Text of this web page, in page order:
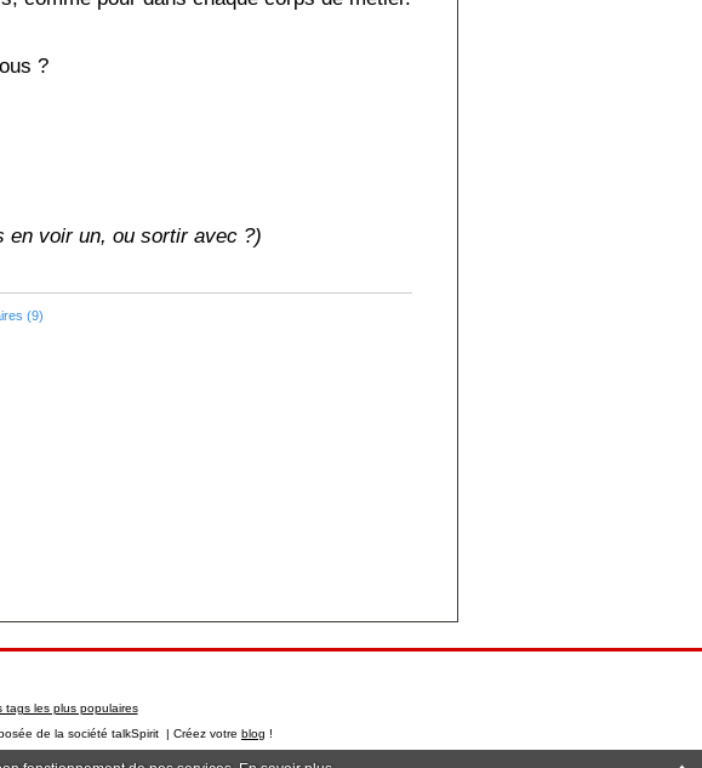
?
en voir un, ou sortir avec ?)
(9)
tags les plus populaires
de la société talkSpirit | Créez votre blog !